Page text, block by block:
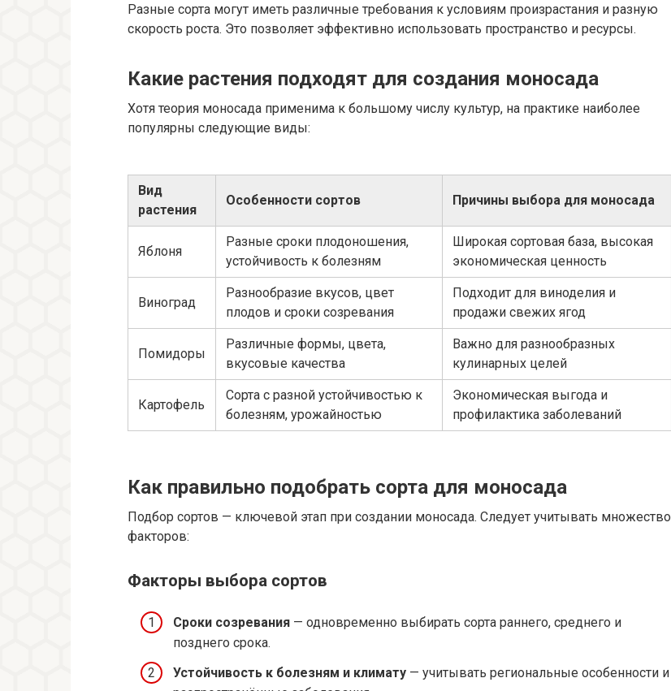
Разные сорта могут иметь различные требования к условиям произрастания и разную
скорость роста. Это позволяет эффективно использовать пространство и ресурсы.
Какие растения подходят для создания моносада
Хотя теория моносада применима к большому числу культур, на практике наиболее
популярны следующие виды:
Вид
растения
Особенности сортов Причины выбора для моносада
Яблоня
Разные сроки плодоношения,
устойчивость к болезням
Широкая сортовая база, высокая
экономическая ценность
Виноград
Разнообразие вкусов, цвет
плодов и сроки созревания
Подходит для виноделия и
продажи свежих ягод
Помидоры
Различные формы, цвета,
вкусовые качества
Важно для разнообразных
кулинарных целей
Картофель
Сорта с разной устойчивостью к
болезням, урожайностью
Экономическая выгода и
профилактика заболеваний
Как правильно подобрать сорта для моносада
Подбор сортов — ключевой этап при создании моносада. Следует учитывать множество
факторов:
Факторы выбора сортов
Сроки созревания — одновременно выбирать сорта раннего, среднего и
позднего срока.
Устойчивость к болезням и климату — учитывать региональные особенности и